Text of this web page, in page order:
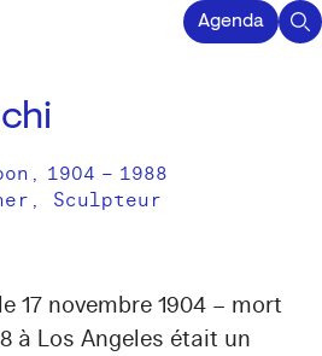
Agenda
, 1904 – 1988
Sculpteur
17 novembre 1904 – mort
à Los Angeles était un